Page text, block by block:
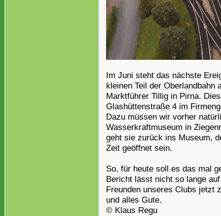
Im Juni steht das nächste
kleinen Teil der Oberlandbahn
Marktführer Tillig in Pirna.
Glashüttenstraße 4 im
Dazu müssen wir vorher
Wasserkraftmuseum in
geht sie zurück ins Museum,
Zeit geöffnet sein.
So, für heute soll es das mal
Bericht lässt nicht so lange
Freunden unseres Clubs jetzt
und alles Gute.
© Klaus Regu